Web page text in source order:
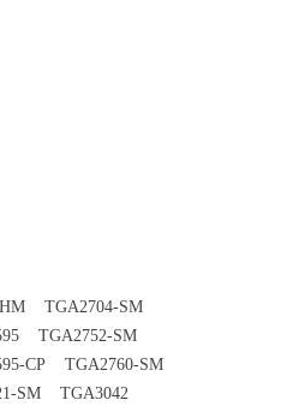
TGA2704-SM
TGA2752-SM
CP TGA2760-SM
SM TGA3042